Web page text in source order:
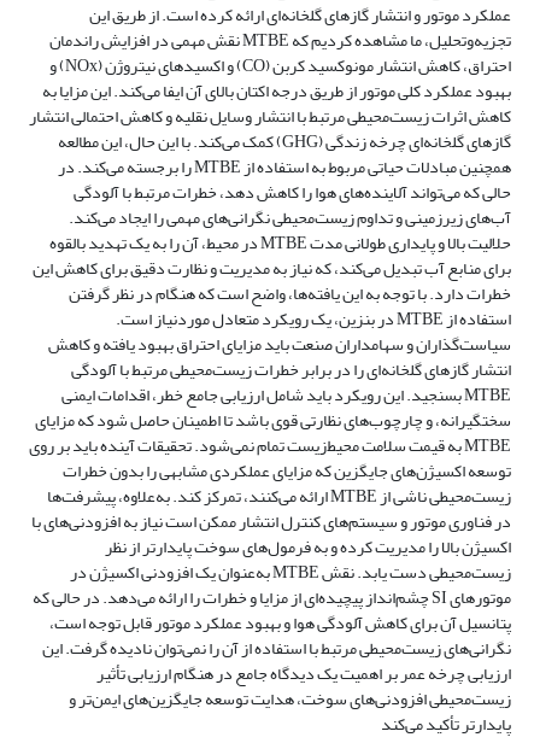
عملکرد موتور و انتشار گازهای گلخانه‌ای ارائه کرده است. از طریق این
تجزیه‌وتحلیل، ما مشاهده کردیم که MTBE نقش مهمی در افزایش راندمان
احتراق، کاهش انتشار مونوکسید کربن (CO) و اکسیدهای نیتروژن (NOx) و
بهبود عملکرد کلی موتور از طریق درجه اکتان بالای آن ایفا می‌کند. این مزایا به
کاهش اثرات زیست‌محیطی مرتبط با انتشار وسایل نقلیه و کاهش احتمالی انتشار
گازهای گلخانه‌ای چرخه زندگی (GHG) کمک می‌کند. با این حال، این مطالعه
همچنین مبادلات حیاتی مربوط به استفاده از MTBE را برجسته می‌کند. در
حالی که می‌تواند آلاینده‌های هوا را کاهش دهد، خطرات مرتبط با آلودگی
آب‌های زیرزمینی و تداوم زیست‌محیطی نگرانی‌های مهمی را ایجاد می‌کند.
حلالیت بالا و پایداری طولانی مدت MTBE در محیط، آن را به یک تهدید بالقوه
برای منابع آب تبدیل می‌کند، که نیاز به مدیریت و نظارت دقیق برای کاهش این
خطرات دارد. با توجه به این یافته‌ها، واضح است که هنگام در نظر گرفتن
استفاده از MTBE در بنزین، یک رویکرد متعادل موردنیاز است.
سیاست‌گذاران و سهامداران صنعت باید مزایای احتراق بهبود یافته و کاهش
انتشار گازهای گلخانه‌ای را در برابر خطرات زیست‌محیطی مرتبط با آلودگی
MTBE بسنجید. این رویکرد باید شامل ارزیابی جامع خطر، اقدامات ایمنی
سختگیرانه، و چارچوب‌های نظارتی قوی باشد تا اطمینان حاصل شود که مزایای
MTBE به قیمت سلامت محیط‌زیست تمام نمی‌شود. تحقیقات آینده باید بر روی
توسعه اکسیژن‌های جایگزین که مزایای عملکردی مشابهی را بدون خطرات
زیست‌محیطی ناشی از MTBE ارائه می‌کنند، تمرکز کند. به‌علاوه، پیشرفت‌ها
در فناوری موتور و سیستم‌های کنترل انتشار ممکن است نیاز به افزودنی‌های با
اکسیژن بالا را مدیریت کرده و به فرمول‌های سوخت پایدارتر از نظر
زیست‌محیطی دست یابد. نقش MTBE به‌عنوان یک افزودنی اکسیژن در
موتورهای SI چشم‌انداز پیچیده‌ای از مزایا و خطرات را ارائه می‌دهد. در حالی که
پتانسیل آن برای کاهش آلودگی هوا و بهبود عملکرد موتور قابل توجه است،
نگرانی‌های زیست‌محیطی مرتبط با استفاده از آن را نمی‌توان نادیده گرفت. این
ارزیابی چرخه عمر بر اهمیت یک دیدگاه جامع در هنگام ارزیابی تأثیر
زیست‌محیطی افزودنی‌های سوخت، هدایت توسعه جایگزین‌های ایمن‌تر و
پایدارتر تأکید می‌کند